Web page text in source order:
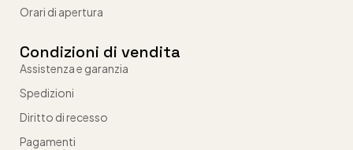
Orari di apertura
Condizioni di vendita
Assistenza e garanzia
Spedizioni
Diritto di recesso
Pagamenti